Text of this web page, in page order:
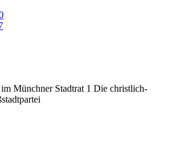
Münchner Stadtrat 1 Die christlich-